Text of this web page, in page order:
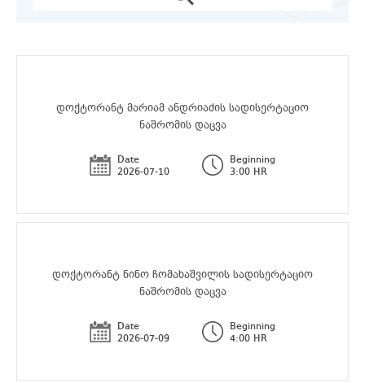
დოქტორანტ მარიამ ანდრიაძის სადისერტაციო
ნაშრომის დაცვა
Date
2026-07-10
Beginning
3:00 HR
დოქტორანტ ნინო ჩომახაშვილის სადისერტაციო
ნაშრომის დაცვა
Date
2026-07-09
Beginning
4:00 HR